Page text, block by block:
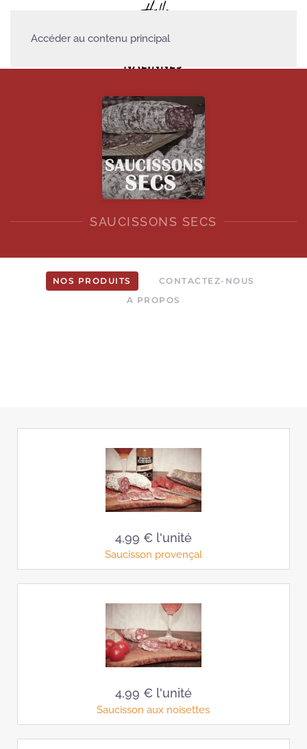
Accéder au contenu principal
SAUCISSONS SECS
NOS PRODUITS
CONTACTEZ-NOUS
A PROPOS
4,99 € l'unité
Saucisson provençal
4,99 € l'unité
Saucisson aux noisettes